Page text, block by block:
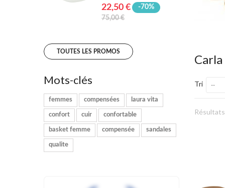
22,50 €
-70%
75,00 €
TOUTES LES PROMOS
Mots-clés
femmes compensées laura vita
confort cuir confortable
basket femme compensée sandales
qualite
Tri --